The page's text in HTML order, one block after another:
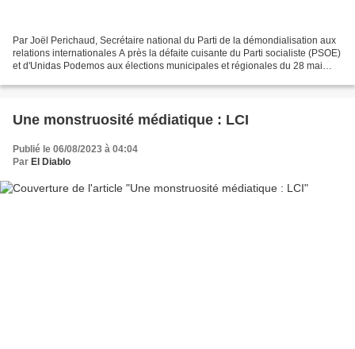
Par Joël Perichaud, Secrétaire national du Parti de la démondialisation aux
relations internationales A près la défaite cuisante du Parti socialiste (PSOE)
et d'Unidas Podemos aux élections municipales et régionales du 28 mai
Une monstruosité médiatique : LCI
Publié le 06/08/2023 à 04:04
Par El Diablo